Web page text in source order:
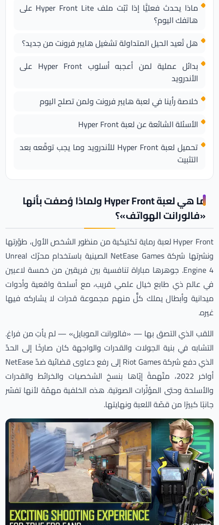
ماذا يحدث فعليًّا إذا ثبّت ملف Hyper Front Lite على
هاتفك اليوم؟
هل تُعيد الحيل المتداولة تشغيل هايبر فرونت من جديد؟
بدائل عملية لمن أعجبه أسلوب Hyper Front على
الأندرويد
خلاصة رأينا في لعبة هايبر فرونت ولمن تصلح اليوم
الأسئلة الشائعة عن لعبة Hyper Front
تحميل لعبة Hyper Front للأندرويد وما يجب توقّعه بعد
التثبيت
ما هي لعبة Hyper Front ولماذا وُصفت بأنها
«فالورانت الهواتف»؟
Hyper Front لعبة رماية تكتيكية من منظور الشخص الأول، طوّرتها
ونشرتها شركة NetEase Games الصينية باستخدام محرّك Unreal
Engine 4. جوهرها مباراة تنافسية بين فريقين من خمسة لاعبين
في عالم ذي طابع خيال علمي قريب، مع أسلحة واقعية وأدوات
ميدانية وأبطال يملك كلٌّ منهم مجموعة قدرات لا يشاركه فيها
غيره.
اللقب الذي التصق بها — «فالورانت الموبايل» — لم يأتِ من فراغ.
التشابه في بنية الجولات والقدرات والواجهة كان صارخًا إلى الحدّ
الذي دفع شركة Riot Games إلى رفع دعاوى قضائية ضدّ NetEase
أواخر 2022، متّهمةً إيّاها بنسخ الشخصيات والخرائط والقدرات
والأسلحة وحتى المؤثّرات الصوتية. هذه الخلفية مهمّة لأنها تفسّر
جانبًا كبيرًا من قصّة اللعبة ونهايتها.